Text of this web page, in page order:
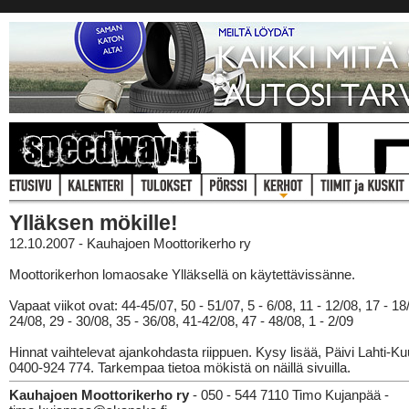
Ylläksen mökille!
12.10.2007 - Kauhajoen Moottorikerho ry
Moottorikerhon lomaosake Ylläksellä on käytettävissänne.
Vapaat viikot ovat: 44-45/07, 50 - 51/07, 5 - 6/08, 11 - 12/08, 17 -
24/08, 29 - 30/08, 35 - 36/08, 41-42/08, 47 - 48/08, 1 - 2/09
Hinnat vaihtelevat ajankohdasta riippuen. Kysy lisää, Päivi Lahti-
0400-924 774. Tarkempaa tietoa mökistä on näillä sivuilla.
Kauhajoen Moottorikerho ry - 050 - 544 7110 Timo Kujanpää -